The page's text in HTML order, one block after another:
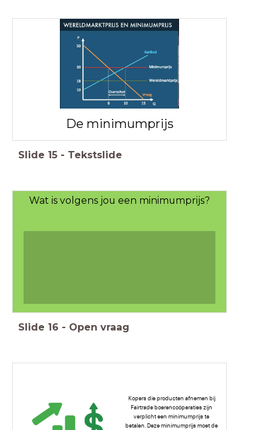
De minimumprijs
Slide 15 - Tekstslide
Wat is volgens jou een minimumprijs?
Slide 16 - Open vraag
Kopers die producten afnemen bij
Fairtrade boerencoöperaties zijn
verplicht een minimumprijs te
betalen. Deze minimumprijs moet de